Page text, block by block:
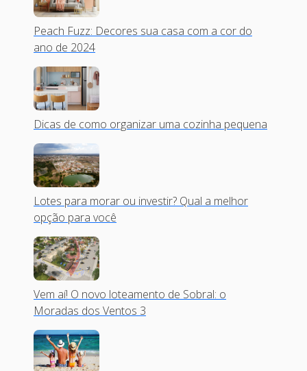
Peach Fuzz: Decores sua casa com a cor do
ano de 2024
Dicas de como organizar uma cozinha pequena
Lotes para morar ou investir? Qual a melhor
opção para você
Vem aí! O novo loteamento de Sobral: o
Moradas dos Ventos 3